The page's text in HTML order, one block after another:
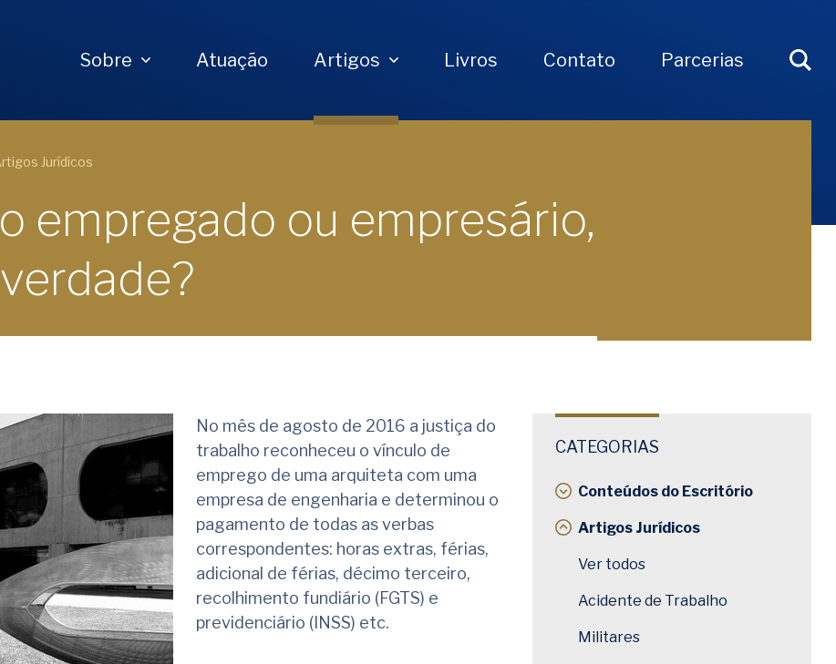
Sobre Atuação Artigos Livros Contato Parcerias
Jurídicos
empregado ou empresário,
CATEGORIAS
Conteúdos do Escritório
Artigos Jurídicos
Ver todos
Acidente de Trabalho
Militares
No mês de agosto de 2016 a justiça do
trabalho reconheceu o vínculo de
emprego de uma arquiteta com uma
empresa de engenharia e determinou o
pagamento de todas as verbas
correspondentes: horas extras, férias,
adicional de férias, décimo terceiro,
recolhimento fundiário (FGTS) e
previdenciário (INSS) etc.